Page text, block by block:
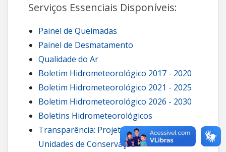
Serviços Essenciais Disponíveis:
Painel de Queimadas
Painel de Desmatamento
Qualidade do Ar
Boletim Hidrometeorológico 2017 - 2020
Boletim Hidrometeorológico 2021 - 2025
Boletim Hidrometeorológico 2026 - 2030
Boletins Hidrometeorológicos
Transparência: Projetos de carbono em
Unidades de Conservação